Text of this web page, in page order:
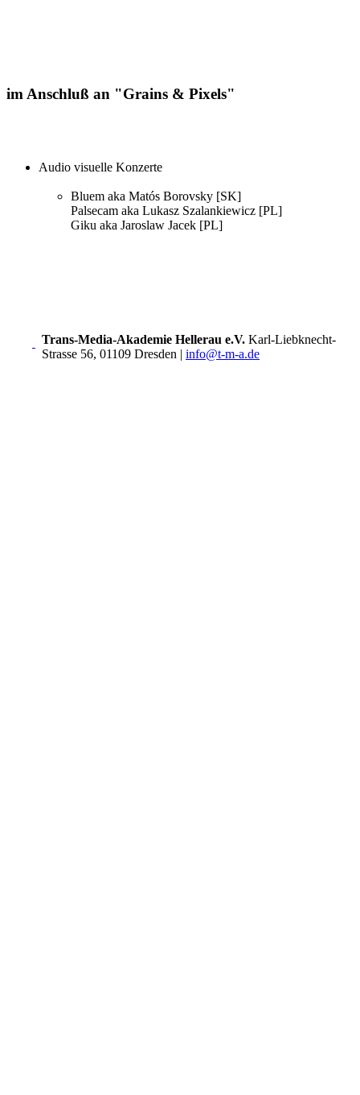
im Anschluß an "Grains & Pixels"
Audio visuelle Konzerte
Bluem aka Matós Borovsky [SK]
Palsecam aka Lukasz Szalankiewicz [PL]
Giku aka Jaroslaw Jacek [PL]
Trans-Media-Akademie Hellerau e.V. Karl-Liebknecht-
Strasse 56, 01109 Dresden | info@t-m-a.de